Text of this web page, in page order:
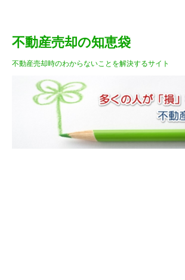
不動産売却の知恵袋
不動産売却時のわからないことを解決するサイト